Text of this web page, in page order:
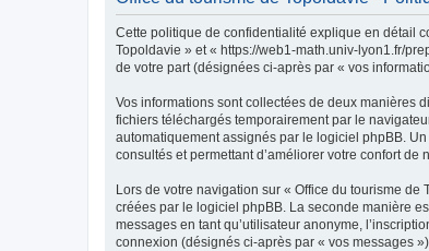
Cette politique de confidentialité explique en détail
Topoldavie » et « https://web1-math.univ-lyon1.fr/
de votre part (désignées ci-après par « vos
Vos informations sont collectées de deux manières
fichiers téléchargés temporairement par le
automatiquement assignés par le logiciel phpBB.
consultés et permettant d’améliorer votre confort de
Lors de votre navigation sur « Office du tourisme
créées par le logiciel phpBB. La seconde manière
messages en tant qu’utilisateur anonyme,
connexion (désignés ci-après par « vos messages »).